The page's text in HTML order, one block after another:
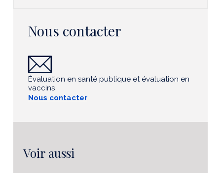
Nous contacter
Évaluation en santé publique et évaluation en
vaccins
Nous contacter
Voir aussi